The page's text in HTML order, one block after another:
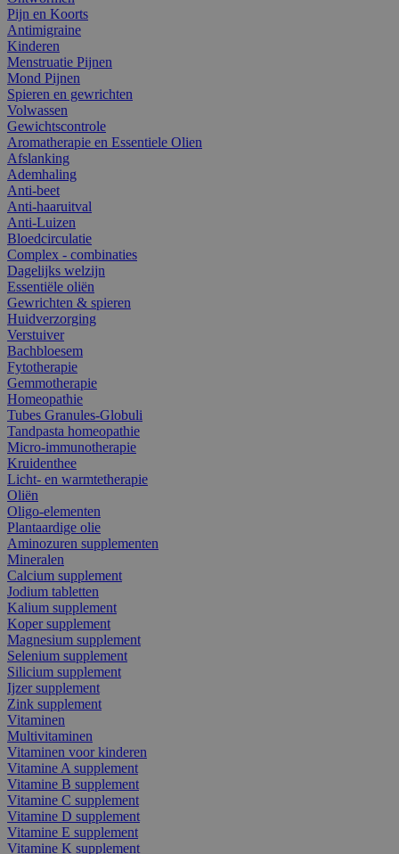
Pijn en Koorts
Antimigraine
Kinderen
Menstruatie Pijnen
Mond Pijnen
Spieren en gewrichten
Volwassen
Gewichtscontrole
Aromatherapie en Essentiele Olien
Afslanking
Ademhaling
Anti-beet
Anti-haaruitval
Anti-Luizen
Bloedcirculatie
Complex - combinaties
Dagelijks welzijn
Essentiële oliën
Gewrichten & spieren
Huidverzorging
Verstuiver
Bachbloesem
Fytotherapie
Gemmotherapie
Homeopathie
Tubes Granules-Globuli
Tandpasta homeopathie
Micro-immunotherapie
Kruidenthee
Licht- en warmtetherapie
Oliën
Oligo-elementen
Plantaardige olie
Aminozuren supplementen
Mineralen
Calcium supplement
Jodium tabletten
Kalium supplement
Koper supplement
Magnesium supplement
Selenium supplement
Silicium supplement
Ijzer supplement
Zink supplement
Vitaminen
Multivitaminen
Vitaminen voor kinderen
Vitamine A supplement
Vitamine B supplement
Vitamine C supplement
Vitamine D supplement
Vitamine E supplement
Vitamine K supplement